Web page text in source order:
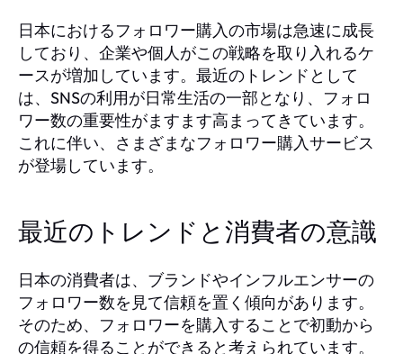
日本におけるフォロワー購入の市場は急速に成長
しており、企業や個人がこの戦略を取り入れるケ
ースが増加しています。最近のトレンドとして
は、SNSの利用が日常生活の一部となり、フォロ
ワー数の重要性がますます高まってきています。
これに伴い、さまざまなフォロワー購入サービス
が登場しています。
最近のトレンドと消費者の意識
日本の消費者は、ブランドやインフルエンサーの
フォロワー数を見て信頼を置く傾向があります。
そのため、フォロワーを購入することで初動から
の信頼を得ることができると考えられています。